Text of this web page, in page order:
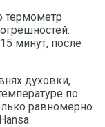
термометр
минут, после
духовки,
по
равномерно